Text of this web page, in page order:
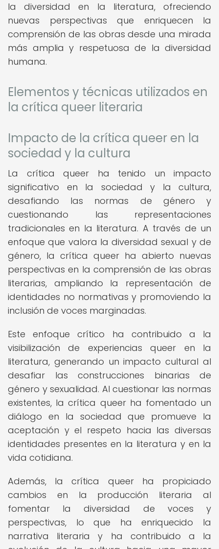
la diversidad en la literatura, ofreciendo
nuevas perspectivas que enriquecen la
comprensión de las obras desde una mirada
más amplia y respetuosa de la diversidad
humana.
Elementos y técnicas utilizados en
la crítica queer literaria
Impacto de la crítica queer en la
sociedad y la cultura
La crítica queer ha tenido un impacto
significativo en la sociedad y la cultura,
desafiando las normas de género y
cuestionando las representaciones
tradicionales en la literatura. A través de un
enfoque que valora la diversidad sexual y de
género, la crítica queer ha abierto nuevas
perspectivas en la comprensión de las obras
literarias, ampliando la representación de
identidades no normativas y promoviendo la
inclusión de voces marginadas.
Este enfoque crítico ha contribuido a la
visibilización de experiencias queer en la
literatura, generando un impacto cultural al
desafiar las construcciones binarias de
género y sexualidad. Al cuestionar las normas
existentes, la crítica queer ha fomentado un
diálogo en la sociedad que promueve la
aceptación y el respeto hacia las diversas
identidades presentes en la literatura y en la
vida cotidiana.
Además, la crítica queer ha propiciado
cambios en la producción literaria al
fomentar la diversidad de voces y
perspectivas, lo que ha enriquecido la
narrativa literaria y ha contribuido a la